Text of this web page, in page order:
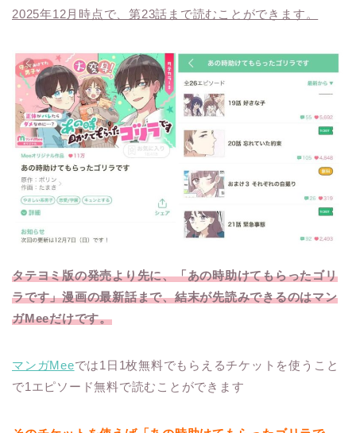
2025年12月時点で、第23話まで読むことができます。
タテヨミ版の発売より先に、「あの時助けてもらったゴリ
ラです」漫画の最新話まで、結末が先読みできるのはマン
ガMeeだけです。
マンガMeeでは1日1枚無料でもらえるチケットを使うこと
で1エピソード無料で読むことができます